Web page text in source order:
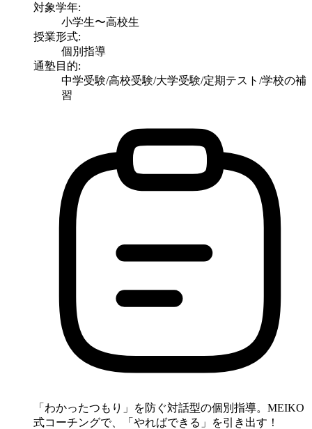
対象学年:
小学生〜高校生
授業形式:
個別指導
通塾目的:
中学受験/高校受験/大学受験/定期テスト/学校の補
習
「わかったつもり」を防ぐ対話型の個別指導。MEIKO
式コーチングで、「やればできる」を引き出す！